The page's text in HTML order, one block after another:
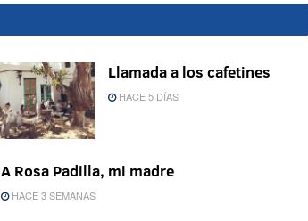
Llamada a los cafetines
HACE 5 DÍAS
A Rosa Padilla, mi madre
HACE 3 SEMANAS